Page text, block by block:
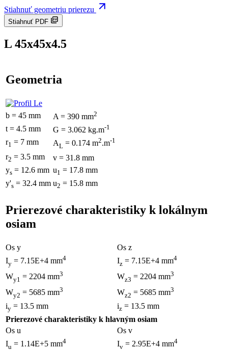
Stiahnuť geometriu prierezu
Stiahnuť PDF
L 45x45x4.5
Geometria
b = 45 mm A = 390 mm2
t = 4.5 mm G = 3.062 kg.m-1
r1 = 7 mm AL = 0.174 m2.m-1
r2 = 3.5 mm
v = 31.8 mm
ys = 12.6 mm u1 = 17.8 mm
y's = 32.4 mm u2 = 15.8 mm
Prierezové charakteristiky k lokálnym
osiam
Os y
Os z
Iy = 7.15E+4 mm4 Iz = 7.15E+4 mm4
Wy1 = 2204 mm3 Wz3 = 2204 mm3
Wy2 = 5685 mm3 Wz2 = 5685 mm3
iy = 13.5 mm iz = 13.5 mm
Prierezové charakteristiky k hlavným osiam
Os u
Os v
Iu = 1.14E+5 mm4 Iv = 2.95E+4 mm4